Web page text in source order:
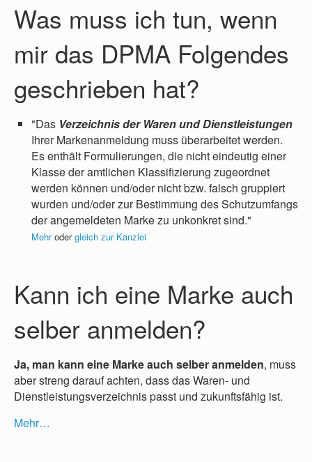
Was muss ich tun, wenn
mir das DPMA Folgendes
geschrieben hat?
"Das Verzeichnis der Waren und Dienstleistungen
Ihrer Markenanmeldung muss überarbeitet werden.
Es enthält Formulierungen, die nicht eindeutig einer
Klasse der amtlichen Klassifizierung zugeordnet
werden können und/oder nicht bzw. falsch gruppiert
wurden und/oder zur Bestimmung des Schutzumfangs
der angemeldeten Marke zu unkonkret sind."
Mehrodergleich zur Kanzlei
Kann ich eine Marke auch
selber anmelden?
Ja, man kann eine Marke auch selber anmelden, muss
aber streng darauf achten, dass das Waren- und
Dienstleistungsverzeichnis passt und zukunftsfähig ist.
Mehr…